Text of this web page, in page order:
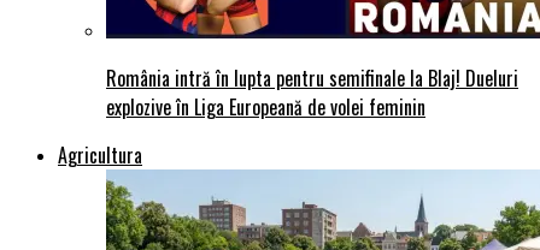
România intră în lupta pentru semifinale la Blaj! Dueluri
explozive în Liga Europeană de volei feminin
Agricultura